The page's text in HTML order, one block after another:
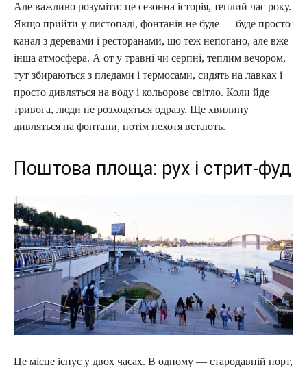
Але важливо розуміти: це сезонна історія, теплий час року.
Якщо прийти у листопаді, фонтанів не буде — буде просто
канал з деревами і ресторанами, що теж непогано, але вже
інша атмосфера. А от у травні чи серпні, теплим вечором,
тут збираються з пледами і термосами, сидять на лавках і
просто дивляться на воду і кольорове світло. Коли йде
тривога, люди не розходяться одразу. Ще хвилину
дивляться на фонтани, потім нехотя встають.
Поштова площа: рух і стрит-фуд
Це місце існує у двох часах. В одному — стародавній порт,